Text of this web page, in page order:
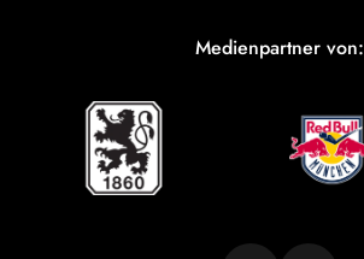
Medienpartner von: